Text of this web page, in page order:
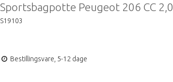
Sportsbagpotte Peugeot 206 CC 2,0
S19103
Bestillingsvare, 5-12 dage